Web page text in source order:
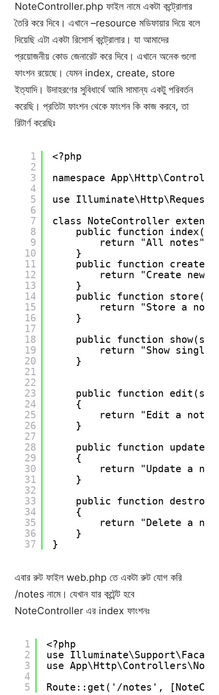
NoteController.php ফাইল নামে একটা কন্ট্রোলার
তৈরি করে দিবে। এখানে –resource মডিফায়ার দিয়ে বলে
দিয়েছি এটা একটা রিসোর্স কন্ট্রোলার। যা আমাদের
প্রয়োজনীয় কোড জেনারেট করে দিবে। এখানে অনেক গুলো
ফাংশন রয়েছে। যেমন index, create, store
ইত্যাদি। উদাহরণের সুবিধার্থে আমি সামান্য একটু পরিবর্তন
করেছি। প্রতিটা ফাংশন থেকে ফাংশন কি কাজ করবে, তা
রিটার্ণ করেছিঃ
1
2
3
4
5
6
7
8
9
10
11
12
13
14
15
16
17
18
19
20
21
22
23
24
25
26
27
28
29
30
31
32
33
34
35
36
37
<?php
namespace
use Illuminate\Http\Request;
class NoteController
public function index(){
return "All notes";
}
public function
return "Create new
}
public function
return "Store a
}
public function
return "Show single
}
public function
{
return "Edit a
}
public function
{
return "Update a
}
public function
{
return "Delete a
}
}
এবার রুট ফাইল web.php তে একটা রুট যোগ করি
/notes নামে। যেখান যার কন্টেন্ট হবে
NoteController এর index ফাংশনঃ
1
2
3
4
5
<?php
use
use
Route::get('/notes',